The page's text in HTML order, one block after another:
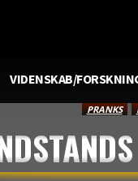
VIDENSKAB/
PRANKS